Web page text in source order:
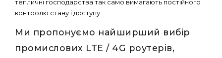
тепличні господарства так само вимагають постійного
контролю стану і доступу.
Ми пропонуємо найширший вибір
промислових LTE / 4G роутерів,